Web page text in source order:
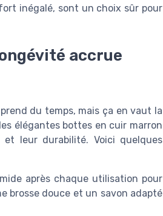
inégalé, sont un choix sûr pour
accrue
du temps, mais ça en vaut la
élégantes bottes en cuir marron
leur durabilité. Voici quelques
après chaque utilisation pour
brosse douce et un savon adapté